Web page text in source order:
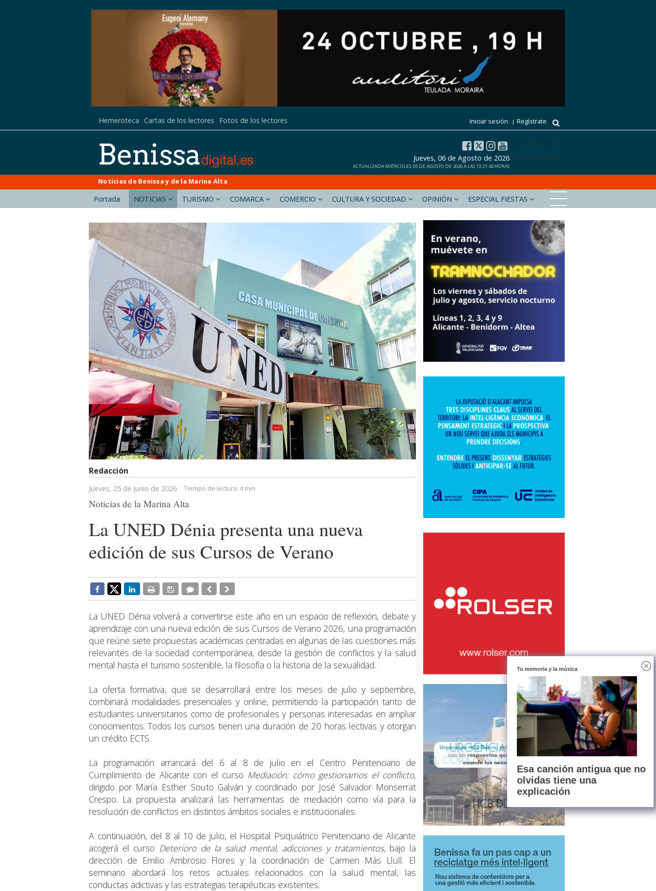
Hemeroteca Cartas de los lectores Fotos de los lectores Iniciar sesión Regístrate
El tiempo 15 días
El tiempo en Benissa
Jueves, 06 de Agosto de 2026
ACTUALIZADA MIÉRCOLES, 05 DE AGOSTO DE 2026 A LAS 13:21:43 HORAS
Noticias de Benissa y de la Marina Alta
calpdigital.es deniadigital.es gatadigital.es teuladamoraira.es xabiaaldia.com Marinabaixadigital.com
Portada NOTICIAS TURISMO COMARCA COMERCIO CULTURA Y SOCIEDAD OPINIÓN ESPECIAL FIESTAS
Redacción
Jueves, 25 de Junio de 2026 Tiempo de lectura: 4 min
Noticias de la Marina Alta
La UNED Dénia presenta una nueva
edición de sus Cursos de Verano
La UNED Dénia volverá a convertirse este año en un espacio de reflexión, debate y
aprendizaje con una nueva edición de sus Cursos de Verano 2026, una programación
que reúne siete propuestas académicas centradas en algunas de las cuestiones más
relevantes de la sociedad contemporánea, desde la gestión de conflictos y la salud
mental hasta el turismo sostenible, la filosofía o la historia de la sexualidad.
La oferta formativa, que se desarrollará entre los meses de julio y septiembre,
combinará modalidades presenciales y online, permitiendo la participación tanto de
estudiantes universitarios como de profesionales y personas interesadas en ampliar
conocimientos. Todos los cursos tienen una duración de 20 horas lectivas y otorgan
un crédito ECTS.
La programación arrancará del 6 al 8 de julio en el Centro Penitenciario de
Cumplimiento de Alicante con el curso Mediación: cómo gestionamos el conflicto,
dirigido por María Esther Souto Galván y coordinado por José Salvador Monserrat
Crespo. La propuesta analizará las herramientas de mediación como vía para la
resolución de conflictos en distintos ámbitos sociales e institucionales.
A continuación, del 8 al 10 de julio, el Hospital Psiquiátrico Penitenciario de Alicante
acogerá el curso Deterioro de la salud mental, adicciones y tratamientos, bajo la
dirección de Emilio Ambrosio Flores y la coordinación de Carmen Más Llull. El
seminario abordará los retos actuales relacionados con la salud mental, las
conductas adictivas y las estrategias terapéuticas existentes.
Tu memoria y la música
Esa canción antigua que no
olvidas tiene una
explicación